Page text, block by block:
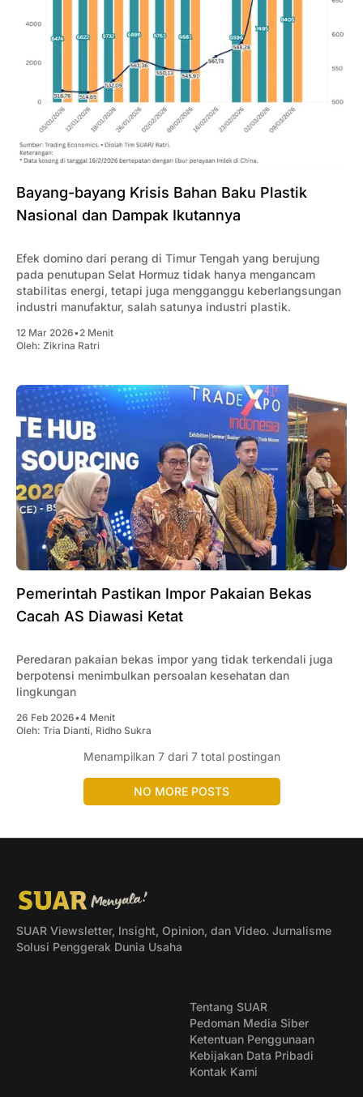
Bayang-bayang Krisis Bahan Baku Plastik
Nasional dan Dampak Ikutannya
Efek domino dari perang di Timur Tengah yang berujung
pada penutupan Selat Hormuz tidak hanya mengancam
stabilitas energi, tetapi juga mengganggu keberlangsungan
industri manufaktur, salah satunya industri plastik.
12 Mar 2026•2 Menit
Oleh: Zikrina Ratri
Pemerintah Pastikan Impor Pakaian Bekas
Cacah AS Diawasi Ketat
Peredaran pakaian bekas impor yang tidak terkendali juga
berpotensi menimbulkan persoalan kesehatan dan
lingkungan
26 Feb 2026•4 Menit
Oleh: Tria Dianti, Ridho Sukra
Menampilkan 7dari 7 total postingan
NO MORE POSTS
SUAR Viewsletter, Insight, Opinion, dan Video. Jurnalisme
Solusi Penggerak Dunia Usaha
Tentang SUAR
Pedoman Media Siber
Ketentuan Penggunaan
Kebijakan Data Pribadi
Kontak Kami